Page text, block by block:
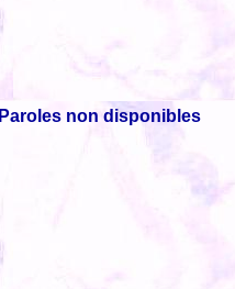
Paroles non disponibles